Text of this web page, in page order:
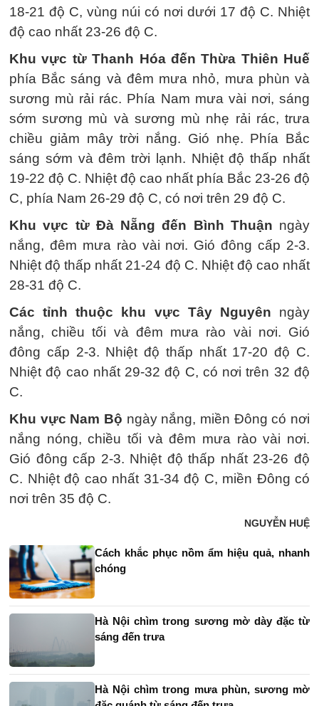
18-21 độ C, vùng núi có nơi dưới 17 độ C. Nhiệt
độ cao nhất 23-26 độ C.
Khu vực từ Thanh Hóa đến Thừa Thiên Huế
phía Bắc sáng và đêm mưa nhỏ, mưa phùn và
sương mù rải rác. Phía Nam mưa vài nơi, sáng
sớm sương mù và sương mù nhẹ rải rác, trưa
chiều giảm mây trời nắng. Gió nhẹ. Phía Bắc
sáng sớm và đêm trời lạnh. Nhiệt độ thấp nhất
19-22 độ C. Nhiệt độ cao nhất phía Bắc 23-26 độ
C, phía Nam 26-29 độ C, có nơi trên 29 độ C.
Khu vực từ Đà Nẵng đến Bình Thuận ngày
nắng, đêm mưa rào vài nơi. Gió đông cấp 2-3.
Nhiệt độ thấp nhất 21-24 độ C. Nhiệt độ cao nhất
28-31 độ C.
Các tỉnh thuộc khu vực Tây Nguyên ngày
nắng, chiều tối và đêm mưa rào vài nơi. Gió
đông cấp 2-3. Nhiệt độ thấp nhất 17-20 độ C.
Nhiệt độ cao nhất 29-32 độ C, có nơi trên 32 độ
C.
Khu vực Nam Bộ ngày nắng, miền Đông có nơi
nắng nóng, chiều tối và đêm mưa rào vài nơi.
Gió đông cấp 2-3. Nhiệt độ thấp nhất 23-26 độ
C. Nhiệt độ cao nhất 31-34 độ C, miền Đông có
nơi trên 35 độ C.
NGUYỄN HUỆ
Cách khắc phục nồm ẩm hiệu quả, nhanh
chóng
Hà Nội chìm trong sương mờ dày đặc từ
sáng đến trưa
Hà Nội chìm trong mưa phùn, sương mờ